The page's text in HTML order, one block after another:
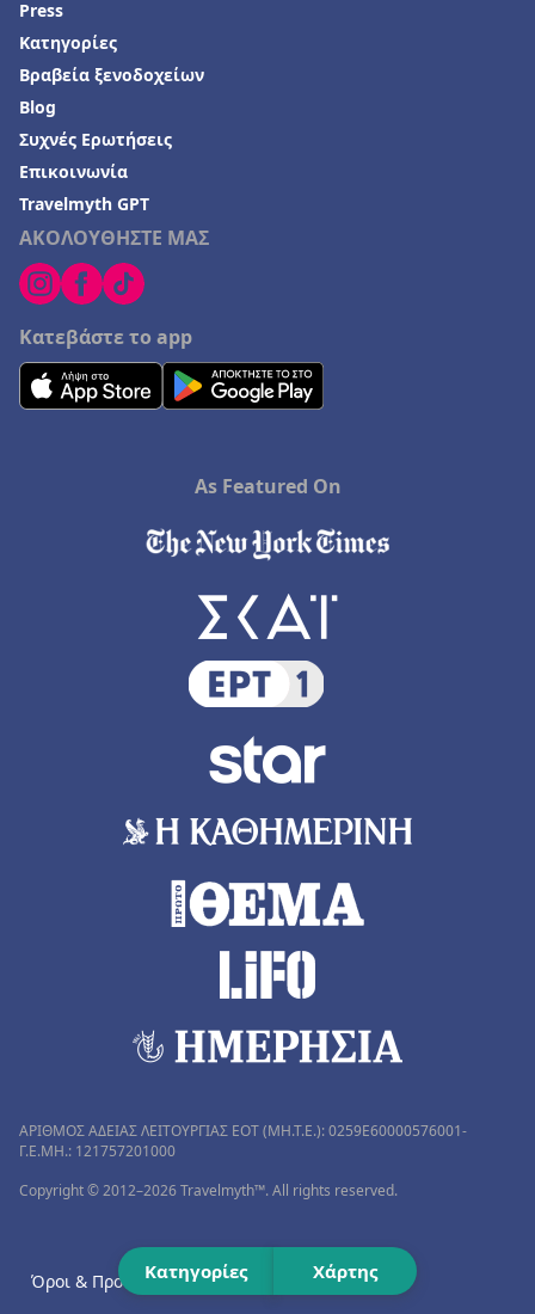
Ξενοδοχεία στο Μουζάκι
Ξενοδοχεία στο Δρέπανο
Ξενοδοχεία στο Κανάλι
Ξενοδοχεία στον Πλακιά
Ξενοδοχεία στην Καλόγρια
Κατηγορίες Χάρτης
ΑΚΟΛΟΥΘΗΣΤΕ ΜΑΣ
Κατεβάστε το app
Press
Κατηγορίες
Βραβεία ξενοδοχείων
Blog
Συχνές Ερωτήσεις
Επικοινωνία
Travelmyth GPT
As Featured On
ΑΡΙΘΜΟΣ ΑΔΕΙΑΣ ΛΕΙΤΟΥΡΓΙΑΣ ΕΟΤ (MH.T.E.): 0259Ε60000576001-
Γ.Ε.ΜΗ.: 121757201000
Copyright © 2012–2026 Travelmyth™. All rights reserved.
Όροι & Προϋποθέσεις